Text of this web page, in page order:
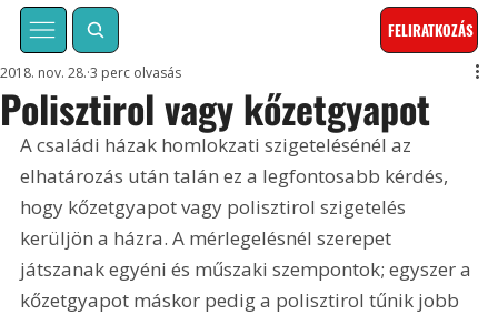
FELIRATKOZÁS
Polisztirol vagy kőzetgyapot
2018. nov. 28. 3 perc olvasás
A családi házak homlokzati szigetelésénél az
elhatározás után talán ez a legfontosabb kérdés,
hogy kőzetgyapot vagy polisztirol szigetelés
kerüljön a házra. A mérlegelésnél szerepet
játszanak egyéni és műszaki szempontok; egyszer a
kőzetgyapot máskor pedig a polisztirol tűnik jobb